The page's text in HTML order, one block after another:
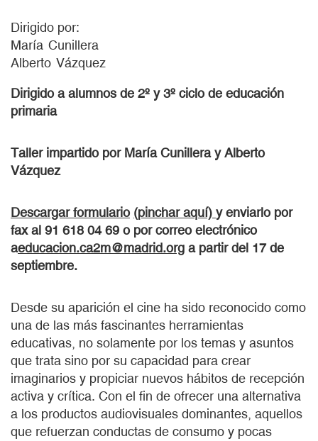
Dirigido por
María Cunillera
Alberto Vázquez
Dirigido a alumnos de 2º y 3º ciclo de educación
primaria
Taller impartido por María Cunillera y Alberto
Vázquez
Descargar formulario (pinchar aquí) y enviarlo por
fax al 91 618 04 69 o por correo electrónico
aeducacion.ca2m@madrid.org a partir del 17 de
septiembre.
Desde su aparición el cine ha sido reconocido como
una de las más fascinantes herramientas
educativas, no solamente por los temas y asuntos
que trata sino por su capacidad para crear
imaginarios y propiciar nuevos hábitos de recepción
activa y crítica. Con el fin de ofrecer una alternativa
a los productos audiovisuales dominantes, aquellos
que refuerzan conductas de consumo y pocas